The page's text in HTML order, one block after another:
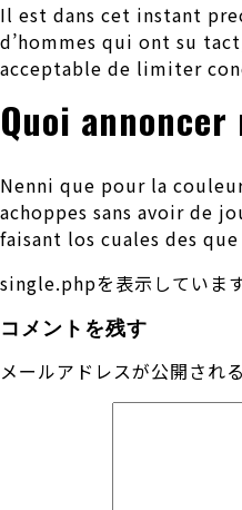
Il est dans cet instant
d’hommes qui ont su
acceptable de limiter
Quoi
Nenni que pour la
achoppes sans avoir de
faisant los cuales des
single.phpを表示していま
コメントを残す
メールアドレスが公開され